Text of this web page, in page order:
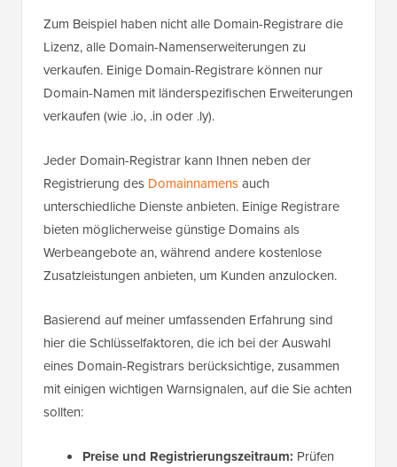
Zum Beispiel haben nicht alle Domain-Registrare die
Lizenz, alle Domain-Namenserweiterungen zu
verkaufen. Einige Domain-Registrare können nur
Domain-Namen mit länderspezifischen Erweiterungen
verkaufen (wie .io, .in oder .ly).
Jeder Domain-Registrar kann Ihnen neben der
Registrierung des Domainnamensauch
unterschiedliche Dienste anbieten. Einige Registrare
bieten möglicherweise günstige Domains als
Werbeangebote an, während andere kostenlose
Zusatzleistungen anbieten, um Kunden anzulocken.
Basierend auf meiner umfassenden Erfahrung sind
hier die Schlüsselfaktoren, die ich bei der Auswahl
eines Domain-Registrars berücksichtige, zusammen
mit einigen wichtigen Warnsignalen, auf die Sie achten
sollten:
Preise und Registrierungszeitraum: Prüfen